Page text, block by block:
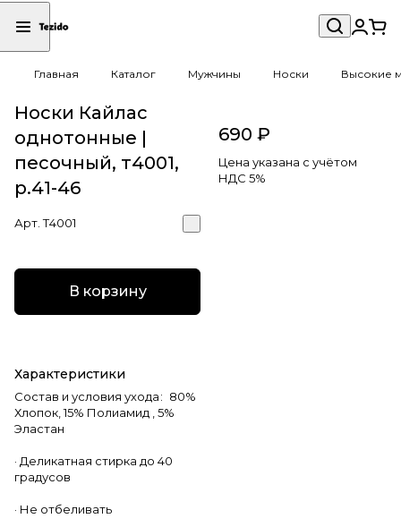
Главная Каталог Мужчины Носки Высокие
Носки Кайлас
однотонные |
песочный, т4001,
р.41-46
Арт.Т4001
В корзину
Характеристики
Состав и условия ухода: 80%
Хлопок, 15% Полиамид , 5%
Эластан
· Деликатная стирка до 40
градусов
· Не отбеливать
690 ₽
Цена указана с учётом
НДС 5%